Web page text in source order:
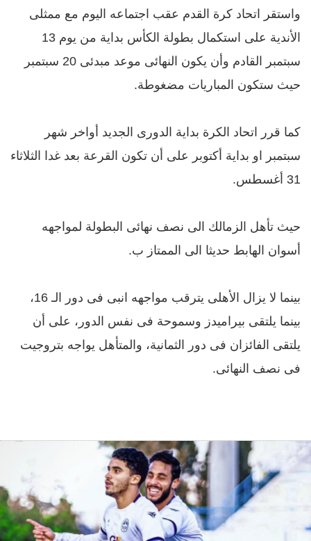
واستقر اتحاد كرة القدم عقب اجتماعه اليوم مع ممثلى
الأندية على استكمال بطولة الكأس بداية من يوم 13
سبتمبر القادم وأن يكون النهائى موعد مبدئى 20 سبتمبر
حيث ستكون المباريات مضغوطة.
كما قرر اتحاد الكرة بداية الدورى الجديد أواخر شهر
سبتمبر او بداية أكتوبر على أن تكون القرعة بعد غدا الثلاثاء
31 أغسطس.
حيث تأهل الزمالك الى نصف نهائى البطولة لمواجهه
أسوان الهابط حديثا الى الممتاز ب.
بينما لا يزال الأهلى يترقب مواجهه انبى فى دور الـ 16،
بينما يلتقى بيراميدز وسموحة فى نفس الدور، على أن
يلتقى الفائزان فى دور الثمانية، والمتأهل يواجه بتروجيت
فى نصف النهائى.